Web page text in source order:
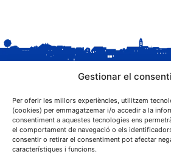
Gestionar el
Per oferir les millors experiències, utilitzem
(cookies) per emmagatzemar i/o accedir a la
consentiment a aquestes tecnologies ens
el comportament de navegació o els
consentir o retirar el consentiment pot afectar
característiques i funcions.
C. Sant Josep, 1
25243 El Palau d'Anglesola (Pla